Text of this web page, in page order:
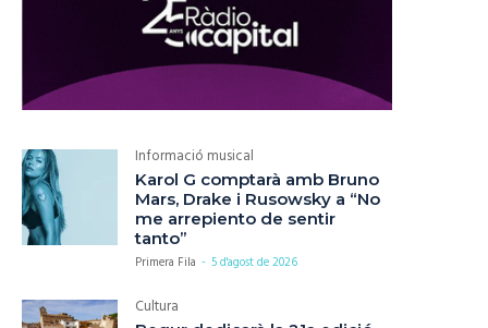
Informació musical
Karol G comptarà amb Bruno
Mars, Drake i Rusowsky a “No
me arrepiento de sentir
tanto”
Primera Fila - 5 d'agost de 2026
Cultura